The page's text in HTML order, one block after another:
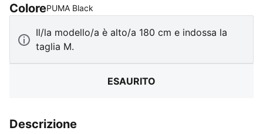
ColorePUMA Black
Il/la modello/a è alto/a 180 cm e indossa la
taglia M.
ESAURITO
Descrizione